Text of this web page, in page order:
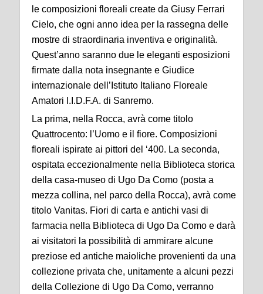
le composizioni floreali create da Giusy Ferrari
Cielo, che ogni anno idea per la rassegna delle
mostre di straordinaria inventiva e originalità.
Quest’anno saranno due le eleganti esposizioni
firmate dalla nota insegnante e Giudice
internazionale dell’Istituto Italiano Floreale
Amatori I.I.D.F.A. di Sanremo.
La prima, nella Rocca, avrà come titolo
Quattrocento: l’Uomo e il fiore. Composizioni
floreali ispirate ai pittori del ‘400. La seconda,
ospitata eccezionalmente nella Biblioteca storica
della casa-museo di Ugo Da Como (posta a
mezza collina, nel parco della Rocca), avrà come
titolo Vanitas. Fiori di carta e antichi vasi di
farmacia nella Biblioteca di Ugo Da Como e darà
ai visitatori la possibilità di ammirare alcune
preziose ed antiche maioliche provenienti da una
collezione privata che, unitamente a alcuni pezzi
della Collezione di Ugo Da Como, verranno